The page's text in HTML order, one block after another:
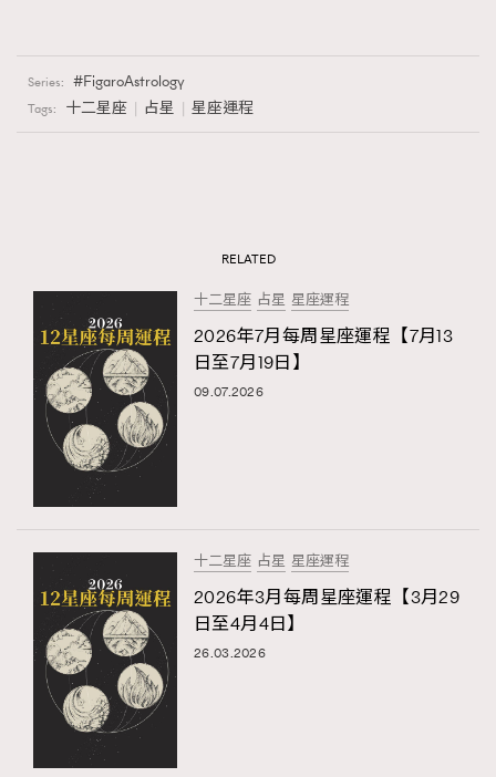
Series: FigaroAstrology
Tags: 十二星座 占星 星座運程
RELATED
十二星座 占星 星座運程
2026年7月每周星座運程【7月13
日至7月19日】
09.07.2026
十二星座 占星 星座運程
2026年3月每周星座運程【3月29
日至4月4日】
26.03.2026